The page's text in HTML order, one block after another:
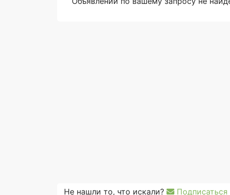
Не нашли то, что искали? Подписаться